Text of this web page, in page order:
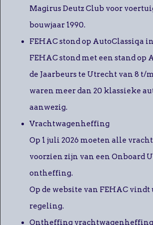
Magirus Deutz Club voor
bouwjaar 1990.
FEHAC stond op AutoClassiqa
FEHAC stond met een stand op
de Jaarbeurs te Utrecht van 8 t/
waren meer dan 20 klassieke
aanwezig.
Vrachtwagenheffing
Op 1 juli 2026 moeten alle
voorzien zijn van een Onboard
ontheffing.
Op de website van FEHAC vindt
regeling.
Ontheffing